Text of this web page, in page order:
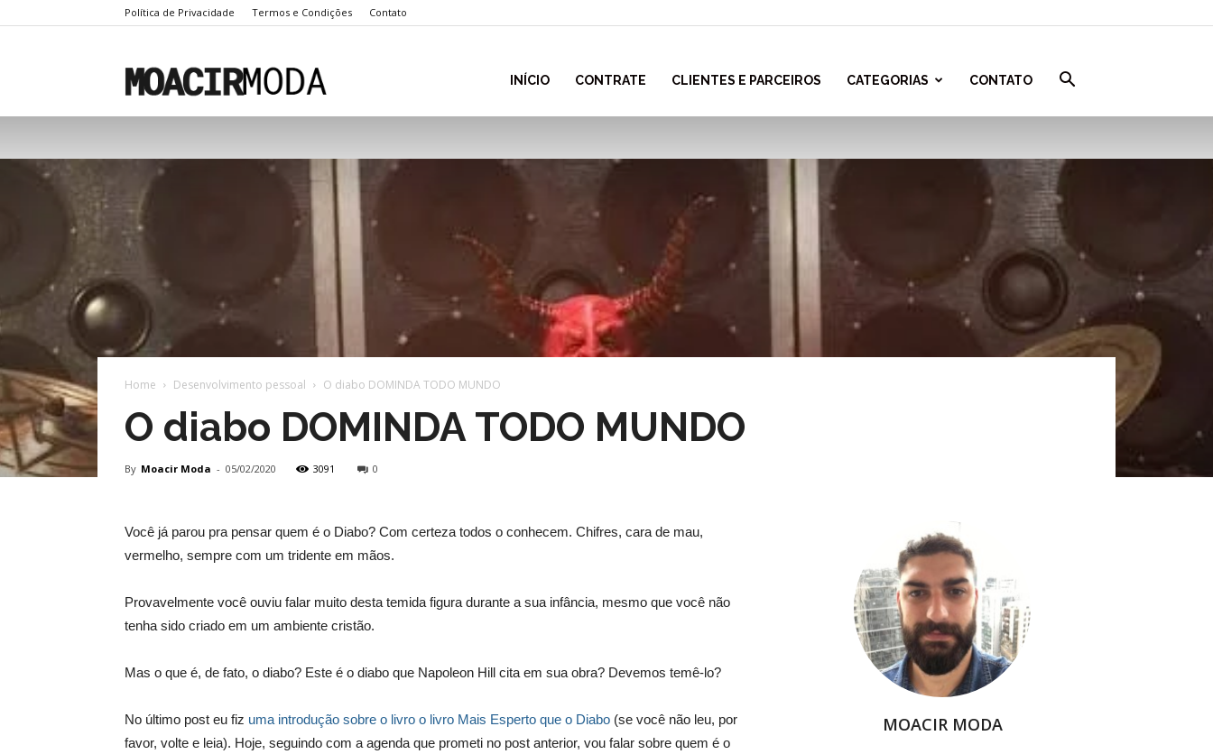
Política de Privacidade Termos e Condições Contato
INÍCIO CONTRATE CLIENTES E PARCEIROS CATEGORIAS CONTATO
Home Desenvolvimento pessoal O diabo DOMINDA TODO MUNDO
O diabo DOMINDA TODO MUNDO
By Moacir Moda - 05/02/2020 3091 0
Você já parou pra pensar quem é o Diabo? Com certeza todos o conhecem. Chifres, cara de mau,
vermelho, sempre com um tridente em mãos.
Provavelmente você ouviu falar muito desta temida figura durante a sua infância, mesmo que você não
tenha sido criado em um ambiente cristão.
Mas o que é, de fato, o diabo? Este é o diabo que Napoleon Hill cita em sua obra? Devemos temê-lo?
No último post eu fiz uma introdução sobre o livro o livro Mais Esperto que o Diabo (se você não leu, por
favor, volte e leia). Hoje, seguindo com a agenda que prometi no post anterior, vou falar sobre quem é o
MOACIR MODA